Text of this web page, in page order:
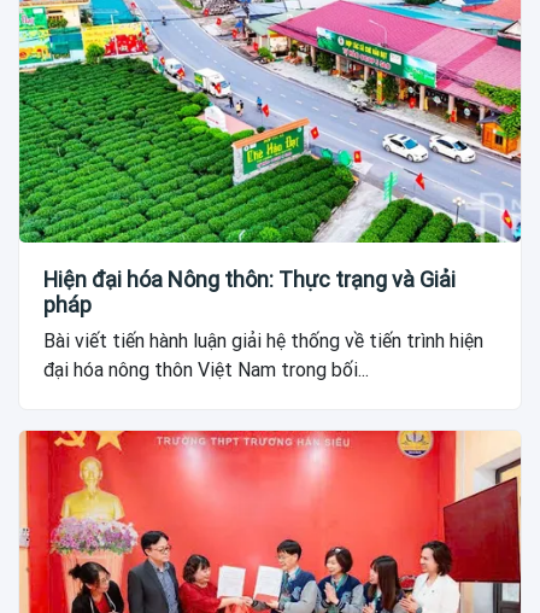
Hiện đại hóa Nông thôn: Thực trạng và Giải
pháp
Bài viết tiến hành luận giải hệ thống về tiến trình hiện
đại hóa nông thôn Việt Nam trong bối...